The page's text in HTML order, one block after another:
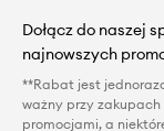
Dołącz do naszej
najnowszych
**Rabat jest
ważny przy zakupach
promocjami, a